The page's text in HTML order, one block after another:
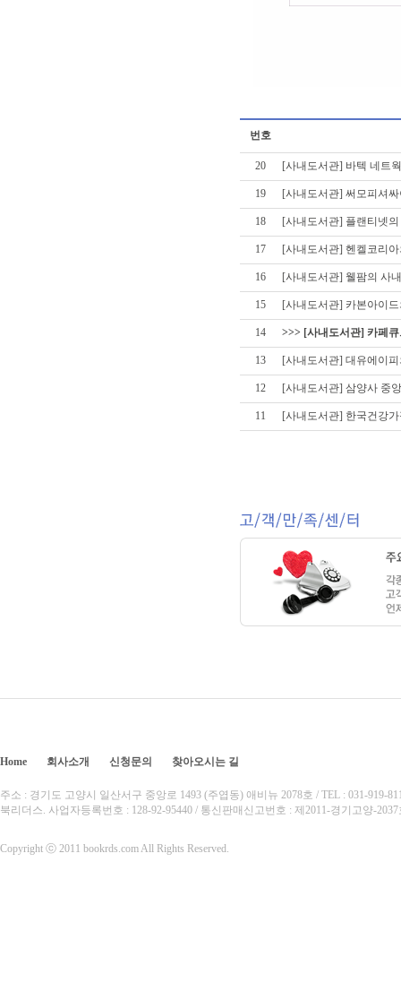
번호
20 [사내도서관] 바텍 네트
19 [사내도서관] 써모피셔
18 [사내도서관] 플랜티넷
17 [사내도서관] 헨켈코리
16 [사내도서관] 웰팜의 사
15 [사내도서관] 카본아이
14 >>> [사내도서관] 카페
13 [사내도서관] 대유에이
12 [사내도서관] 삼양사 중
11 [사내도서관] 한국건강
Home 회사소개 신청문의 찾아오시는 길
주소 : 경기도 고양시 일산서구 중앙로 1493 (주엽동) 애비뉴 2078호 / TEL : 031-919-
북리더스. 사업자등록번호 : 128-92-95440 / 통신판매신고번호 : 제2011-경기고양-
Copyright ⓒ 2011 bookrds.com All Rights Reserved.